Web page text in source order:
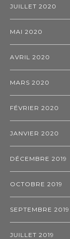
JUILLET 2020
MAI 2020
AVRIL 2020
MARS 2020
FÉVRIER 2020
JANVIER 2020
DÉCEMBRE 2019
OCTOBRE 2019
SEPTEMBRE 2019
JUILLET 2019